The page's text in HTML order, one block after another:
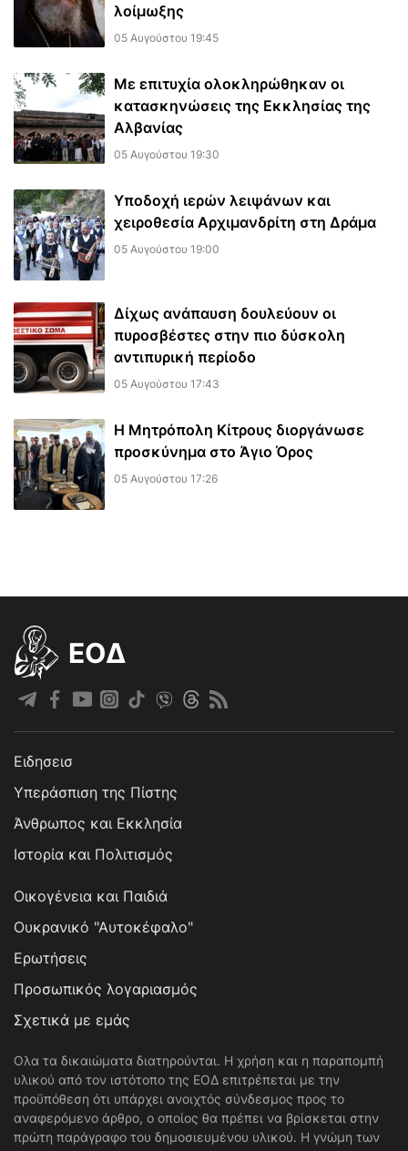
λοίμωξης
05 Αυγούστου 19:45
Με επιτυχία ολοκληρώθηκαν οι
κατασκηνώσεις της Εκκλησίας της
Αλβανίας
05 Αυγούστου 19:30
Υποδοχή ιερών λειψάνων και
χειροθεσία Αρχιμανδρίτη στη Δράμα
05 Αυγούστου 19:00
Δίχως ανάπαυση δουλεύουν οι
πυροσβέστες στην πιο δύσκολη
αντιπυρική περίοδο
05 Αυγούστου 17:43
Η Μητρόπολη Κίτρους διοργάνωσε
προσκύνημα στο Άγιο Όρος
05 Αυγούστου 17:26
EOΔ
Ειδησεισ
Υπεράσπιση της Πίστης
Άνθρωπος και Εκκλησία
Ιστορία και Πολιτισμός
Οικογένεια και Παιδιά
Ουκρανικό "Αυτοκέφαλο"
Ερωτήσεις
Προσωπικός λογαριασμός
Σχετικά με εμάς
Ολα τα δικαιώματα διατηρούνται. Η χρήση και η παραπομπή
υλικού από τον ιστότοπο της ΕΟΔ επιτρέπεται με την
προϋπόθεση ότι υπάρχει ανοιχτός σύνδεσμος προς το
αναφερόμενο άρθρο, ο οποίος θα πρέπει να βρίσκεται στην
πρώτη παράγραφο του δημοσιευμένου υλικού. Η γνώμη των